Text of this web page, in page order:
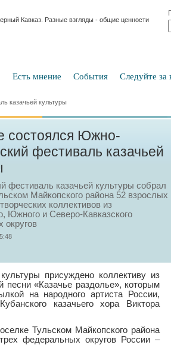
Есть мнение События Следуйте
казачьей культуры
состоялся Южно-
фестиваль казачьей
фестиваль казачьей культуры собрал
Майкопского района 52 взрослых
коллективов из
Южного и Северо-Кавказского
округов
присуждено коллективу из
песни «Казачье раздолье», которым
на народного артиста России,
казачьего хора Виктора
Тульском Майкопского района
федеральных округов России –